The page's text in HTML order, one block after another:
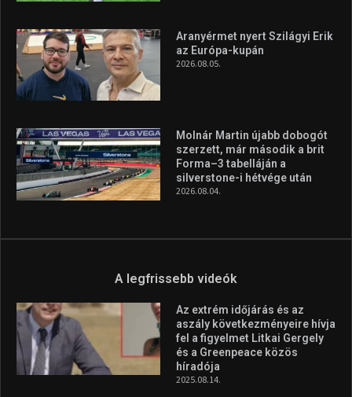
Aranyérmet nyert Szilágyi Erik
az Európa-kupán
2026.08.05.
Molnár Martin újabb dobogót
szerzett, már második a brit
Forma–3 tabelláján a
silverstone-i hétvége után
2026.08.04.
A legfrissebb videók
Az extrém időjárás és az
aszály következményeire hívja
fel a figyelmet Litkai Gergely
és a Greenpeace közös
híradója
2025.08.14.